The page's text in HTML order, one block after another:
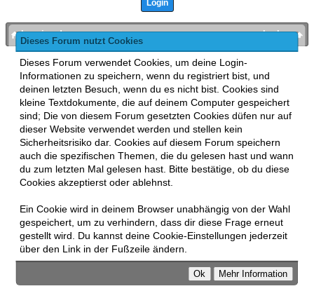
Dieses Forum nutzt Cookies
Dieses Forum verwendet Cookies, um deine Login-
Informationen zu speichern, wenn du registriert bist, und
deinen letzten Besuch, wenn du es nicht bist. Cookies sind
kleine Textdokumente, die auf deinem Computer gespeichert
sind; Die von diesem Forum gesetzten Cookies düfen nur auf
dieser Website verwendet werden und stellen kein
Sicherheitsrisiko dar. Cookies auf diesem Forum speichern
auch die spezifischen Themen, die du gelesen hast und wann
du zum letzten Mal gelesen hast. Bitte bestätige, ob du diese
Cookies akzeptierst oder ablehnst.
Ein Cookie wird in deinem Browser unabhängig von der Wahl
gespeichert, um zu verhindern, dass dir diese Frage erneut
gestellt wird. Du kannst deine Cookie-Einstellungen jederzeit
über den Link in der Fußzeile ändern.
nach oben
bronies.de
MyBB , mobile Fassung: MyBB GoMobile
Zur Desktop-Version wechseln
This forum usesLukasz TkaczMyBB addons.